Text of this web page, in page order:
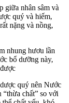
giữa nhân sâm và
quý và hiếm,
nặng và nồng,
nhung hươu lần
bổ dưỡng này,
quý nên Nước
chất” so với